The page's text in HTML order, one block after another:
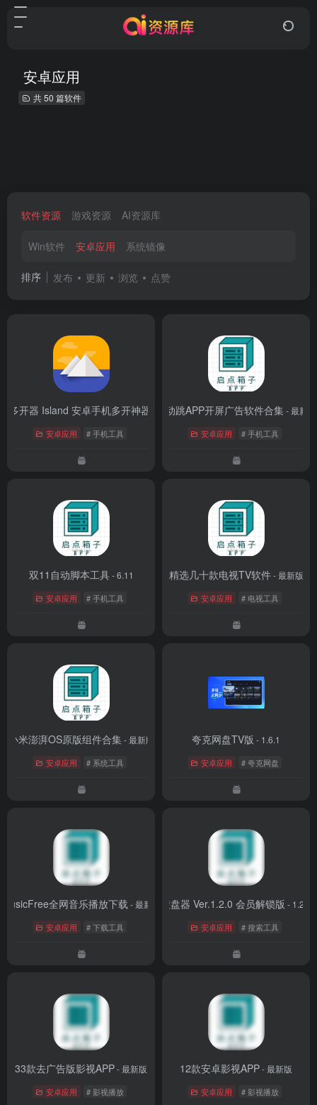
安卓应用
共 50 篇软件
软件资源 游戏资源 AI资源库
Win软件 安卓应用 系统镜像
排序 发布 更新 浏览 点赞
多开器 Island 安卓手机多开神器 - 最新版
安卓应用 # 手机工具
自动跳APP开屏广告软件合集- 最新版
安卓应用 # 手机工具
双11自动脚本工具- 6.11
安卓应用 # 手机工具
精选几十款电视TV软件- 最新版
安卓应用 # 电视工具
小米澎湃OS原版组件合集- 最新版
安卓应用 # 系统工具
夸克网盘TV版 - 1.6.1
安卓应用 # 夸克网盘
MusicFree全网音乐播放下载 - 最新版
安卓应用 # 下载工具
搜盘器 Ver.1.2.0 会员解锁版 - 1.2.0
安卓应用 # 搜索工具
33款去广告版影视APP- 最新版
安卓应用 # 影视播放
12款安卓影视APP- 最新版
安卓应用 # 影视播放